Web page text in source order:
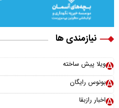
نیازمندی ها
ویلا پیش ساخته
بونوس رایگان
اخبار رازبقا